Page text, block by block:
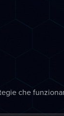
che